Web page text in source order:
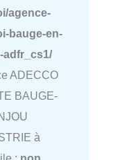
agence-
bauge-en-
adfr_cs1/
ADECCO
BAUGE-
à